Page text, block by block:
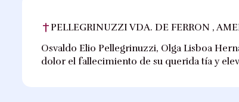
PELLEGRINUZZI VDA. DE FERRON ,
Osvaldo Elio Pellegrinuzzi, Olga Lisboa
dolor el fallecimiento de su querida tía y